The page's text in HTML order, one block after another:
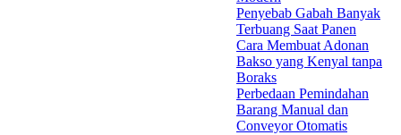
Penyebab Gabah Banyak
Terbuang Saat Panen
Cara Membuat Adonan
Bakso yang Kenyal tanpa
Boraks
Perbedaan Pemindahan
Barang Manual dan
Conveyor Otomatis